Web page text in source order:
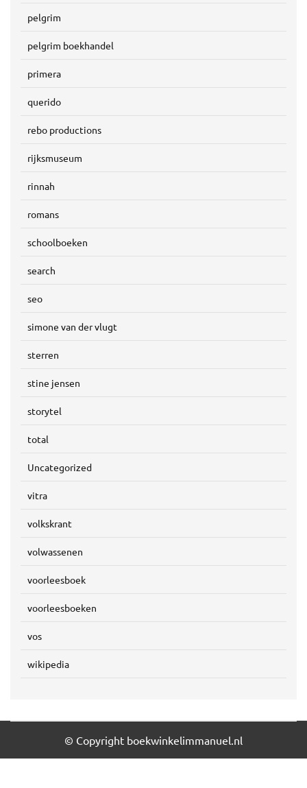
pelgrim
pelgrim boekhandel
primera
querido
rebo productions
rijksmuseum
rinnah
romans
schoolboeken
search
seo
simone van der vlugt
sterren
stine jensen
storytel
total
Uncategorized
vitra
volkskrant
volwassenen
voorleesboek
voorleesboeken
vos
wikipedia
© Copyright boekwinkelimmanuel.nl